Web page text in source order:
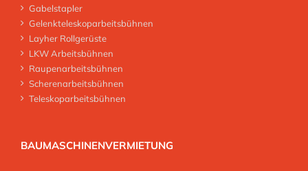
Gabelstapler
Gelenkteleskoparbeitsbühnen
Layher Rollgerüste
LKW Arbeitsbühnen
Raupenarbeitsbühnen
Scherenarbeitsbühnen
Teleskoparbeitsbühnen
BAUMASCHINENVERMIETUNG